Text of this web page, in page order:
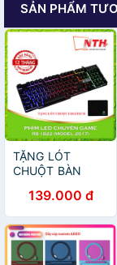
SẢN PHẨM
TẶNG LÓT
CHUỘT BÀN
MÀU R8 1822
139.000 đ